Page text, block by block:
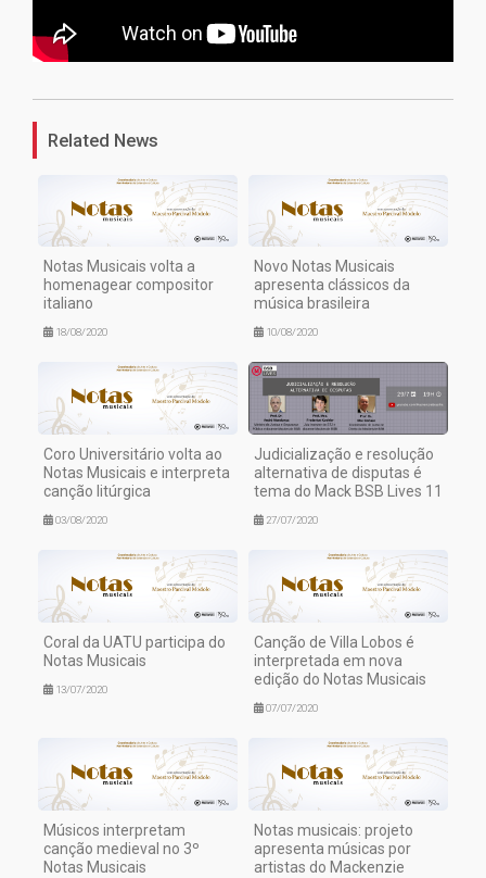
1
Related News
Notas Musicais volta a
homenagear compositor
italiano
18/08/2020
Novo Notas Musicais
apresenta clássicos da
música brasileira
10/08/2020
Coro Universitário volta ao
Notas Musicais e interpreta
canção litúrgica
03/08/2020
Judicialização e resolução
alternativa de disputas é
tema do Mack BSB Lives 11
27/07/2020
Coral da UATU participa do
Notas Musicais
13/07/2020
Canção de Villa Lobos é
interpretada em nova
edição do Notas Musicais
07/07/2020
Músicos interpretam
canção medieval no 3º
Notas Musicais
Notas musicais: projeto
apresenta músicas por
artistas do Mackenzie